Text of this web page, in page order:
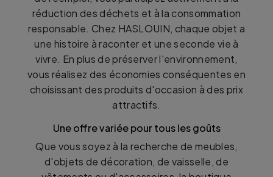
réduction des déchets et à la consommation
responsable. Chez HASLOUIN, chaque objet a
une histoire à raconter et une seconde vie à
vivre. En plus de préserver l'environnement,
vous réalisez des économies conséquentes en
choisissant des produits d'occasion à des prix
attractifs.
Une offre variée pour tous les goûts
Que vous soyez à la recherche de meubles,
d'objets de décoration, de vaisselle, de